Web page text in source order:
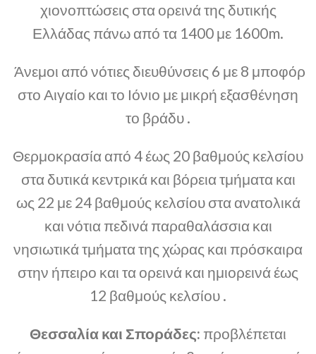
χιονοπτώσεις στα ορεινά της δυτικής
Ελλάδας πάνω από τα 1400 με 1600m.
Άνεμοι από νότιες διευθύνσεις 6 με 8 μποφόρ
στο Αιγαίο και το Ιόνιο με μικρή εξασθένηση
το βράδυ .
Θερμοκρασία από 4 έως 20 βαθμούς κελσίου
στα δυτικά κεντρικά και βόρεια τμήματα και
ως 22 με 24 βαθμούς κελσίου στα ανατολικά
και νότια πεδινά παραθαλάσσια και
νησιωτικά τμήματα της χώρας και πρόσκαιρα
στην ήπειρο και τα ορεινά και ημιορεινά έως
12 βαθμούς κελσίου .
Θεσσαλία και Σποράδες: προβλέπεται